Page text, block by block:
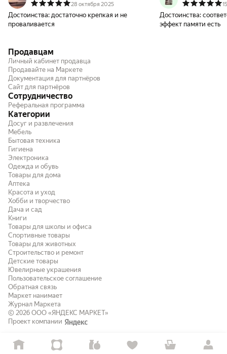
28 октября 2025
Достоинства: достаточно крепкая и не
проваливается
Достоинства:
эффект памяти есть
Продавцам
Личный кабинет продавца
Продавайте на Маркете
Документация для партнёров
Сайт для партнёров
Сотрудничество
Реферальная программа
Категории
Досуг и развлечения
Мебель
Бытовая техника
Гигиена
Электроника
Одежда и обувь
Товары для дома
Аптека
Красота и уход
Хобби и творчество
Дача и сад
Книги
Товары для школы и офиса
Спортивные товары
Товары для животных
Строительство и ремонт
Детские товары
Ювелирные украшения
Пользовательское соглашение
Обратная связь
Маркет нанимает
Журнал Маркета
© 2026 ООО «ЯНДЕКС МАРКЕТ»
Проект компании